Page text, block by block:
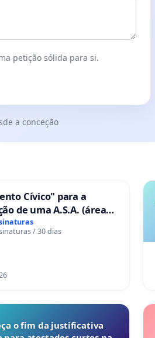
petição sólida para si.
a conceção
Cívico" para a
de uma A.S.A. (área
para autocaravanas)
/ 30 dias
o fim da justificativa